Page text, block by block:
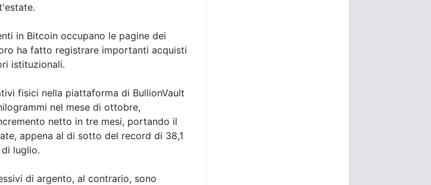
in Bitcoin occupano le pagine dei
ha fatto registrare importanti acquisti
istituzionali.
fisici nella piattaforma di BullionVault
nel mese di ottobre,
netto in tre mesi, portando il
appena al di sotto del record di 38,1
luglio.
di argento, al contrario, sono